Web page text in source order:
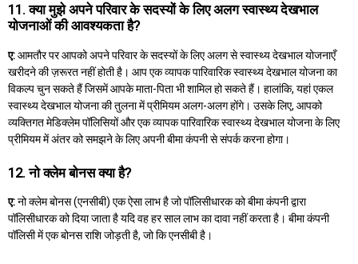
11. क्या मुझे अपने परिवार के सदस्यों के लिए अलग स्वास्थ्य देखभाल
योजनाओं की आवश्यकता है?
ए:आमतौर पर आपको अपने परिवार के सदस्यों के लिए अलग से स्वास्थ्य देखभाल योजनाएँ
खरीदने की ज़रूरत नहीं होती है। आप एक व्यापक पारिवारिक स्वास्थ्य देखभाल योजना का
विकल्प चुन सकते हैं जिसमें आपके माता-पिता भी शामिल हो सकते हैं। हालांकि, यहां एकल
स्वास्थ्य देखभाल योजना की तुलना में प्रीमियम अलग-अलग होंगे। उसके लिए, आपको
व्यक्तिगत मेडिक्लेम पॉलिसियों और एक व्यापक पारिवारिक स्वास्थ्य देखभाल योजना के लिए
प्रीमियम में अंतर को समझने के लिए अपनी बीमा कंपनी से संपर्क करना होगा।
12. नो क्लेम बोनस क्या है?
ए:नो क्लेम बोनस (एनसीबी) एक ऐसा लाभ है जो पॉलिसीधारक को बीमा कंपनी द्वारा
पॉलिसीधारक को दिया जाता है यदि वह हर साल लाभ का दावा नहीं करता है। बीमा कंपनी
पॉलिसी में एक बोनस राशि जोड़ती है, जो कि एनसीबी है।